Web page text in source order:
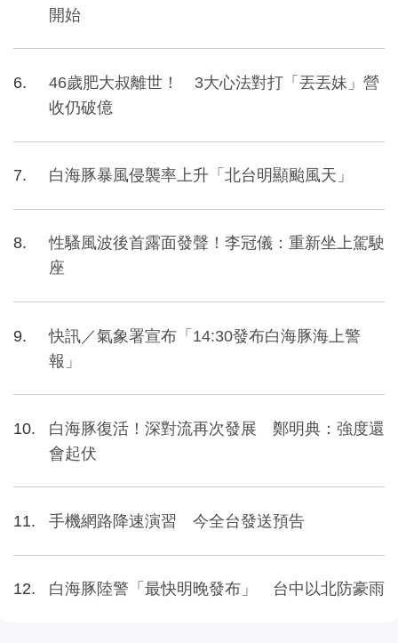
開始
46歲肥大叔離世！ 3大心法對打「丟丟妹」營
收仍破億
白海豚暴風侵襲率上升「北台明顯颱風天」
性騷風波後首露面發聲！李冠儀：重新坐上駕駛
座
快訊／氣象署宣布「14:30發布白海豚海上警
報」
白海豚復活！深對流再次發展 鄭明典：強度還
會起伏
手機網路降速演習 今全台發送預告
白海豚陸警「最快明晚發布」 台中以北防豪雨